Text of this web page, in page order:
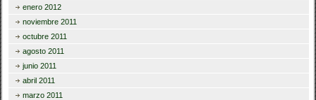
enero 2012
noviembre 2011
octubre 2011
agosto 2011
junio 2011
abril 2011
marzo 2011